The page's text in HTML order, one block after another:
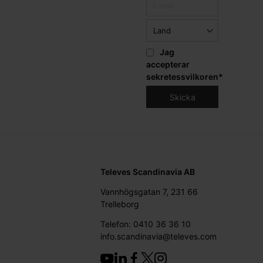
Jag
accepterar
sekretessvilkoren*
Televes Scandinavia AB
Vannhögsgatan 7, 231 66
Trelleborg
Telefon: 0410 36 36 10
info.scandinavia@televes.com